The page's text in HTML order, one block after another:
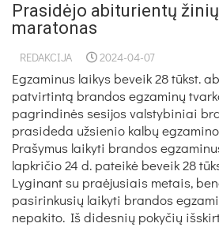
Prasidėjo abiturientų
maratonas
REDAKCIJA 2024-04-07
Egzaminus laikys beveik 28 tūkst.
patvirtintą brandos egzaminų
pagrindinės sesijos valstybiniai
prasideda užsienio kalbų
Prašymus laikyti brandos
lapkričio 24 d. pateikė beveik 28
Lyginant su praėjusiais metais,
pasirinkusių laikyti brandos
nepakito. Iš didesnių pokyčių